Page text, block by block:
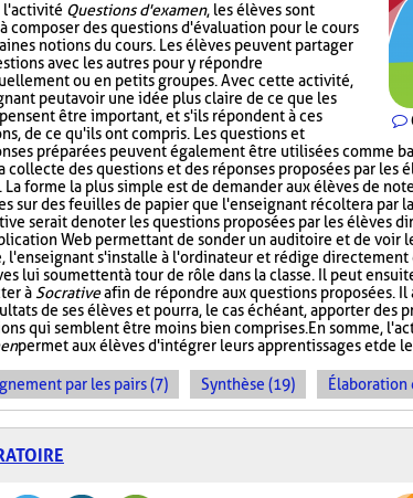
l'activité Questions d'examen, les élèves sont
composer des questions d'évaluation pour le cours
notions du cours. Les élèves peuvent partager
avec les autres pour y répondre
ou en petits groupes. Avec cette activité,
peut avoir une idée plus claire de ce que les
être important, et s'ils répondent à ces
de ce qu'ils ont compris. Les questions et
préparées peuvent également être utilisées comme
collecte des questions et des réponses proposées par les
La forme la plus simple est de demander aux élèves de
sur des feuilles de papier que l'enseignant récoltera par
serait de noter les questions proposées par les élèves
Web permettant de sonder un auditoire et de voir
l'enseignant s'installe à l'ordinateur et rédige directement
lui soumettent à tour de rôle dans la classe. Il peut
àSocrativeafin de répondre aux questions proposées. Il
de ses élèves et pourra, le cas échéant, apporter des
qui semblent être moins bien comprises. En somme,
permet aux élèves d'intégrer leurs apprentissages et de
par les pairs (7) Synthèse (19) Élaboration